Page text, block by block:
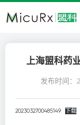
上海盟科药
发布时间
2023032700485149 下载